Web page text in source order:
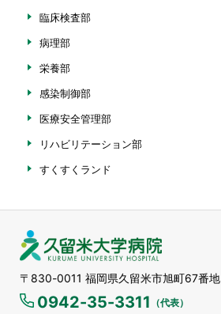
臨床検査部
病理部
栄養部
感染制御部
医療安全管理部
リハビリテーション部
すくすくランド
〒830-0011 福岡県久留米市旭町67番地
0942-35-3311 （代表）